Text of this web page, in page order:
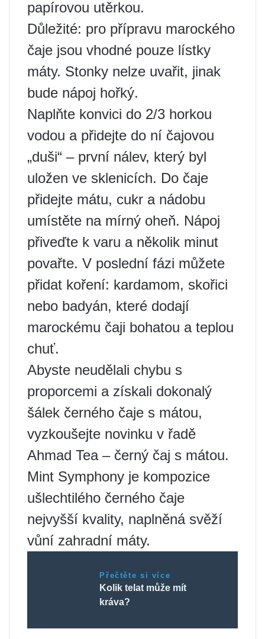
papírovou utěrkou.
Důležité: pro přípravu marockého
čaje jsou vhodné pouze lístky
máty. Stonky nelze uvařit, jinak
bude nápoj hořký.
Naplňte konvici do 2/3 horkou
vodou a přidejte do ní čajovou
„duši“ – první nálev, který byl
uložen ve sklenicích. Do čaje
přidejte mátu, cukr a nádobu
umístěte na mírný oheň. Nápoj
přiveďte k varu a několik minut
povařte. V poslední fázi můžete
přidat koření: kardamom, skořici
nebo badyán, které dodají
marockému čaji bohatou a teplou
chuť.
Abyste neudělali chybu s
proporcemi a získali dokonalý
šálek černého čaje s mátou,
vyzkoušejte novinku v řadě
Ahmad Tea – černý čaj s mátou.
Mint Symphony je kompozice
ušlechtilého černého čaje
nejvyšší kvality, naplněná svěží
vůní zahradní máty.
Přečtěte si více
Kolik telat může mít
kráva?